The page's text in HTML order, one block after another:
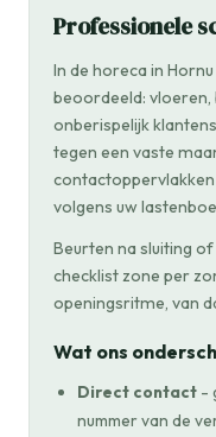
Professionele
In de horeca in
beoordeeld: vloeren,
onberispelijk
tegen een vaste
volgens uw
Beurten na sluiting
checklist zone per
openingsritme, van
Wat ons
Direct contact -
nummer van de